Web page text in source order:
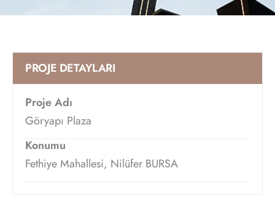
PROJE DETAYLARI
Proje Adı
Göryapı Plaza
Konumu
Fethiye Mahallesi, Nilüfer BURSA